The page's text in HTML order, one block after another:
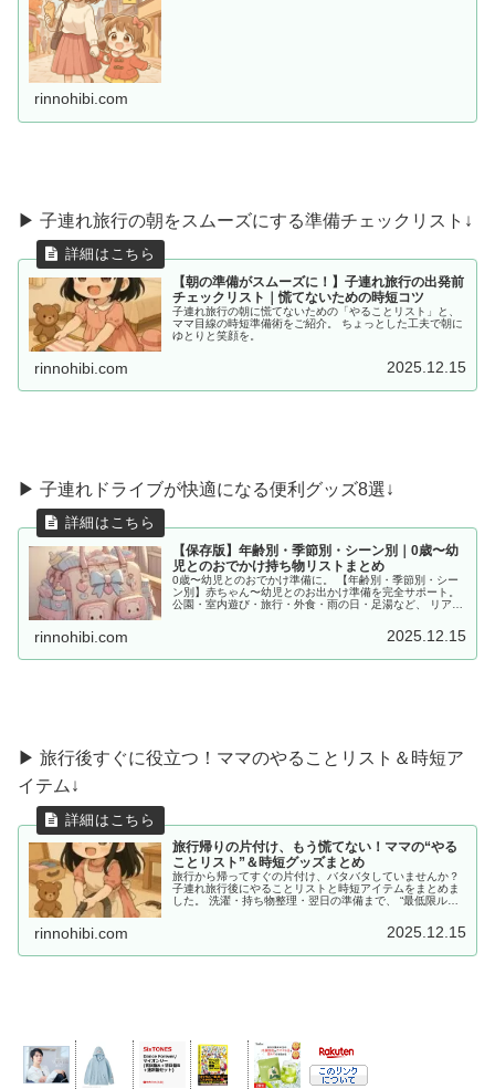
rinnohibi.com
▶ 子連れ旅行の朝をスムーズにする準備チェックリスト↓
【朝の準備がスムーズに！】子連れ旅行の出発前
チェックリスト｜慌てないための時短コツ
子連れ旅行の朝に慌てないための「やることリスト」と、
ママ目線の時短準備術をご紹介。 ちょっとした工夫で朝に
ゆとりと笑顔を。
rinnohibi.com 2025.12.15
▶︎ 子連れドライブが快適になる便利グッズ8選↓
【保存版】年齢別・季節別・シーン別｜0歳〜幼
児とのおでかけ持ち物リストまとめ
0歳〜幼児とのおでかけ準備に。 【年齢別・季節別・シー
ン別】赤ちゃん〜幼児とのお出かけ準備を完全サポート。
公園・室内遊び・旅行・外食・雨の日・足湯など、 リアル
rinnohibi.com 2025.12.15
▶ 旅行後すぐに役立つ！ママのやることリスト＆時短ア
イテム↓
旅行帰りの片付け、もう慌てない！ママの“やる
ことリスト”＆時短グッズまとめ
旅行から帰ってすぐの片付け、バタバタしていませんか？
子連れ旅行後にやることリストと時短アイテムをまとめま
した。 洗濯・持ち物整理・翌日の準備まで、 “最低限ルー
rinnohibi.com 2025.12.15